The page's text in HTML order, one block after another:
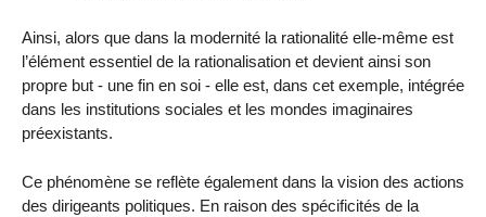
Ainsi, alors que dans la modernité la rationalité elle-même est
l’élément essentiel de la rationalisation et devient ainsi son
propre but - une fin en soi - elle est, dans cet exemple, intégrée
dans les institutions sociales et les mondes imaginaires
préexistants.
Ce phénomène se reflète également dans la vision des actions
des dirigeants politiques. En raison des spécificités de la